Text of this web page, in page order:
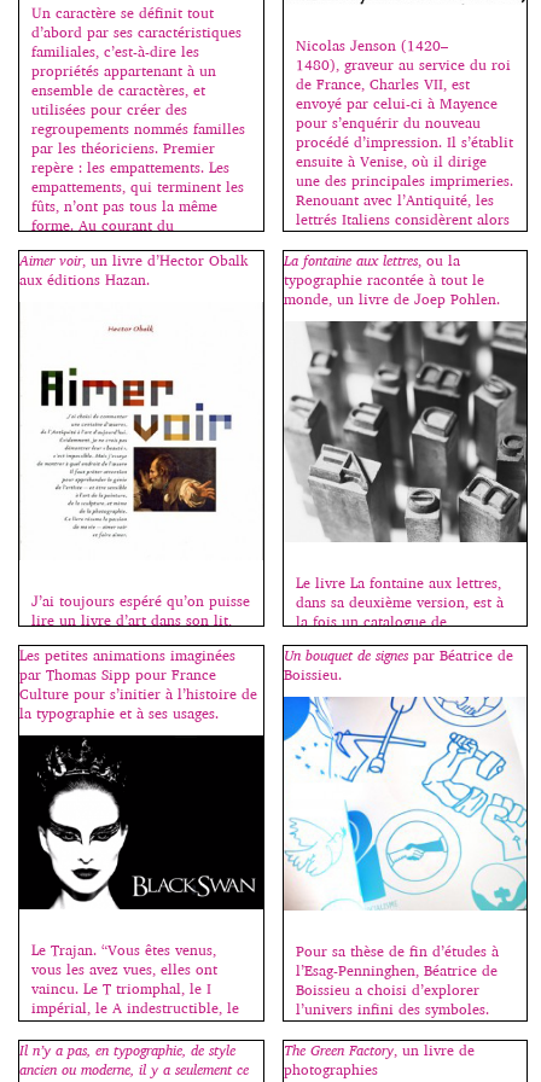
De là naitra sa vocation et son
amour de la typographie qui
guidera naturellement son
parcours scolaire. Diplômé des
[…]
professionnels (29 dossiers et 3
Un caractère se définit tout
d’abord par ses caractéristiques
familiales, c’est-à-dire les
propriétés appartenant à un
ensemble de caractères, et
utilisées pour créer des
regroupements nommés familles
par les théoriciens. Premier
repère : les empattements. Les
empattements, qui terminent les
fûts, n’ont pas tous la même
forme. Au courant du
XIXe siècle, ils ont commencé à
disparaître. […]
Nicolas Jenson (1420–
1480), graveur au service du roi
de France, Charles VII, est
envoyé par celui-ci à Mayence
pour s’enquérir du nouveau
procédé d’impression. Il s’établit
ensuite à Venise, où il dirige
une des principales imprimeries.
Renouant avec l’Antiquité, les
lettrés Italiens considèrent alors
les lettres lapidaires romaines
comme le dessin idéal des
capitales; la minuscule
carolingienne, influencée par les
[…]
Aimer voir, un livre d’Hector Obalk
aux éditions Hazan.
J’ai toujours espéré qu’on puisse
lire un livre d’art dans son lit,
d’où le format choisi pour celui-
ci, suffisamment petit pour qu’il
soit maniable comme un roman
et suffisamment grand pour qu’il
réponde aux attentes du “beau-
livre”. Il est composé d’articles
qui furent plus souvent plus
longs à mettre en page qu’à
écrire car j’essayais […]
La fontaine aux lettres, ou la
typographie racontée à tout le
monde, un livre de Joep Pohlen.
Le livre La fontaine aux lettres,
dans sa deuxième version, est à
la fois un catalogue de
présentation de caractères, et un
guide pratique pour découvrir
l’histoire de la typographie et se
familiariser avec les règles
d’usage. Il est accompagné d’un
site internet qui reprend une
partie de l’ouvrage et offre ainsi
gratuitement aux étudiants […]
Les petites animations imaginées
par Thomas Sipp pour France
Culture pour s’initier à l’histoire de
la typographie et à ses usages.
Le Trajan. “Vous êtes venus,
vous les avez vues, elles ont
vaincu. Le T triomphal, le I
impérial, le A indestructible, le
N noble, le C définitif. “Titanic”.
Trajan, c’est la promesse de
frissons, de grand spectacle.” Le
Un bouquet de signespar Béatrice de
Boissieu.
Pour sa thèse de fin d’études à
l’Esag-Penninghen, Béatrice de
Boissieu a choisi d’explorer
l’univers infini des symboles.
Dans un ouvrage de plus de 400
pages (une centaine de mots
sont répertoriés par ordre
Il n’y a pas, en typographie, de style
ancien ou moderne, il y a seulement ce
The Green Factory, un livre de
photographies